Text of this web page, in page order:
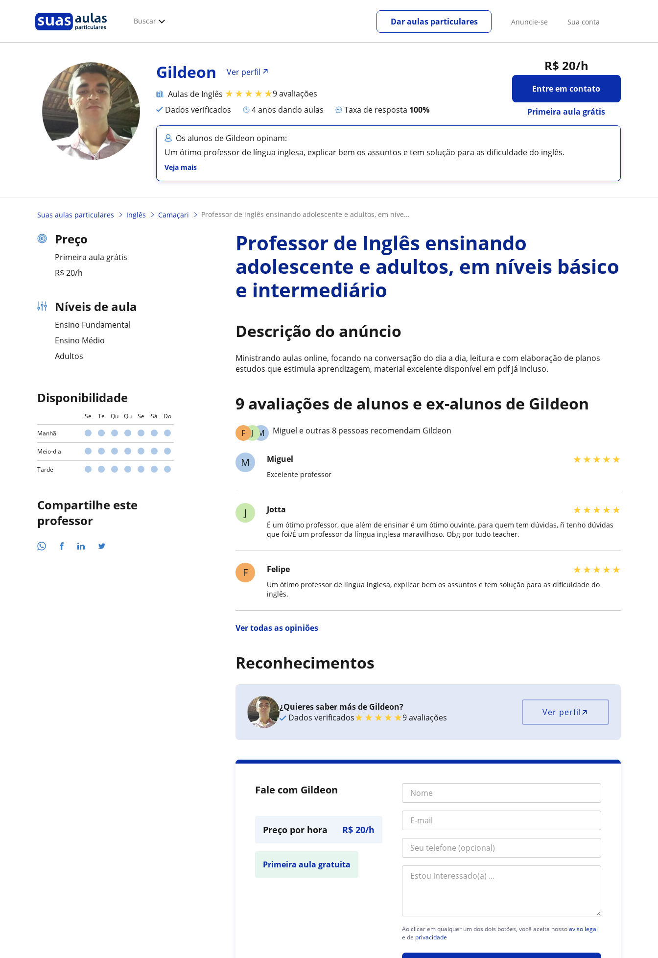
Buscar Anuncie-se Sua conta
Dar aulas particulares
R$ 20/h
Entre em contato
Primeira aula grátis
Gildeon Ver perfil
Aulas de Inglês ★★★★★9 avaliações
Dados verificados
4 anos dando aulas Taxa de resposta 100%
Os alunos de Gildeon opinam:
Um ótimo professor de língua inglesa, explicar bem os assuntos e tem solução para as dificuldade do inglês.
Veja mais
Suas aulas particulares Inglês Camaçari professor de inglês ensinando adolescente e adultos, em níve...
Preço
Primeira aula grátis
R$ 20/h
Níveis de aula
Ensino Fundamental
Ensino Médio
Adultos
Disponibilidade
Se Te Qu Qu Se Sá Do
Manhã
Meio-dia
Tarde
Compartilhe este
professor
Professor de Inglês ensinando
adolescente e adultos, em níveis básico
e intermediário
Descrição do anúncio
Ministrando aulas online, focando na conversação do dia a dia, leitura e com elaboração de planos
estudos que estimula aprendizagem, material excelente disponível em pdf já incluso.
9 avaliações de alunos e ex-alunos de Gildeon
M
J
F Miguel e outras 8 pessoas recomendam Gildeon
M Miguel ★★★★★
Excelente professor
J Jotta ★★★★★
É um ótimo professor, que além de ensinar é um ótimo ouvinte, para quem tem dúvidas, ñ tenho dúvidas
que foi/É um professor da língua inglesa maravilhoso. Obg por tudo teacher.
F Felipe ★★★★★
Um ótimo professor de língua inglesa, explicar bem os assuntos e tem solução para as dificuldade do
inglês.
Ver todas as opiniões
Reconhecimentos
¿Quieres saber más de Gildeon?
Dados verificados★★★★★9 avaliações Ver perfil
Fale com Gildeon
Preço por hora R$ 20/h
Primeira aula gratuita
Ao clicar em qualquer um dos dois botões, você aceita nossoaviso legal
e de privacidade